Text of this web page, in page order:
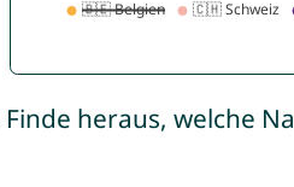
Finde heraus, welche